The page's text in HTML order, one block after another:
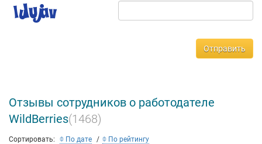
Отправить
Отзывы сотрудников о работодателе
WildBerries(1468)
Сортировать: По дате По рейтингу